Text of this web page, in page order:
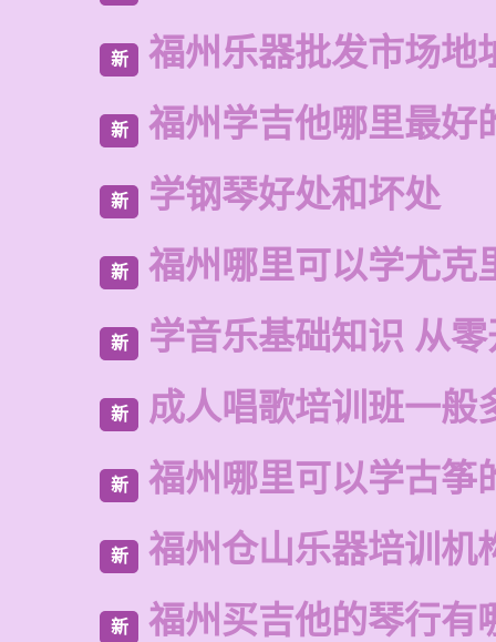
新 福州乐器批发市场地
新 福州学吉他哪里最好
新 学钢琴好处和坏处
新 福州哪里可以学尤克
新 学音乐基础知识 从
新 成人唱歌培训班一般
新 福州哪里可以学古筝
新 福州仓山乐器培训机
新 福州买吉他的琴行有